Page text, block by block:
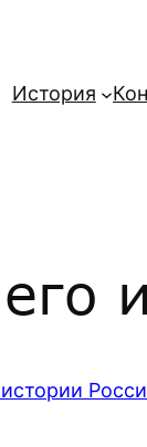
История